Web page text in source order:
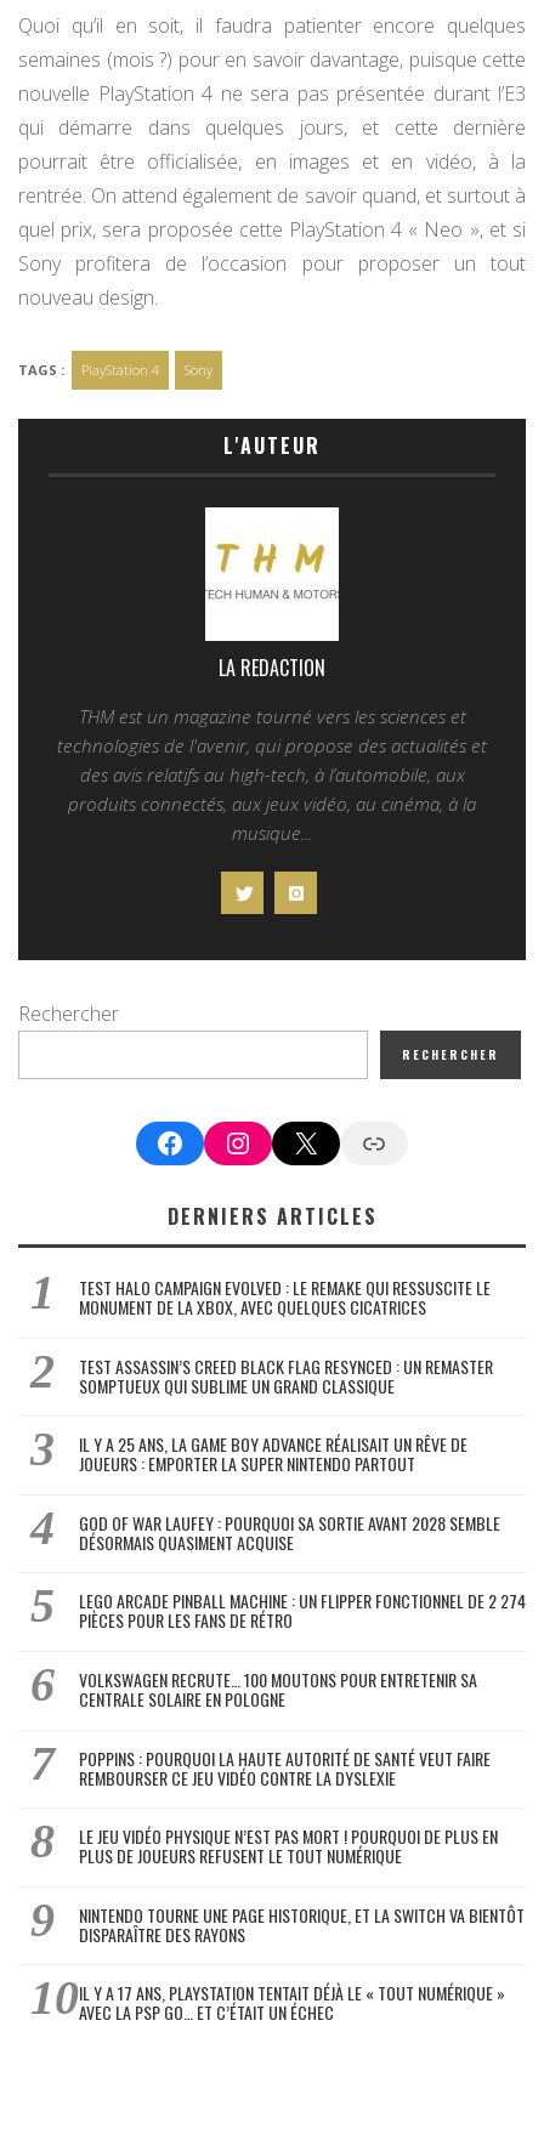
Quoi qu’il en soit, il faudra patienter encore quelques
semaines (mois ?) pour en savoir davantage, puisque cette
nouvelle PlayStation 4 ne sera pas présentée durant l’E3
qui démarre dans quelques jours, et cette dernière
pourrait être officialisée, en images et en vidéo, à la
rentrée. On attend également de savoir quand, et surtout à
quel prix, sera proposée cette PlayStation 4 « Neo », et si
Sony profitera de l’occasion pour proposer un tout
nouveau design.
TAGS : PlayStation 4 Sony
L'AUTEUR
LA REDACTION
THM est un magazine tourné vers les sciences et
technologies de l'avenir, qui propose des actualités et
des avis relatifs au high-tech, à l’automobile, aux
produits connectés, aux jeux vidéo, au cinéma, à la
musique...
Rechercher
RECHERCHER
FacebookInstagram
X Google News
DERNIERS ARTICLES
TEST HALO CAMPAIGN EVOLVED : LE REMAKE QUI RESSUSCITE LE
MONUMENT DE LA XBOX, AVEC QUELQUES CICATRICES
TEST ASSASSIN’S CREED BLACK FLAG RESYNCED : UN REMASTER
SOMPTUEUX QUI SUBLIME UN GRAND CLASSIQUE
IL Y A 25 ANS, LA GAME BOY ADVANCE RÉALISAIT UN RÊVE DE
JOUEURS : EMPORTER LA SUPER NINTENDO PARTOUT
GOD OF WAR LAUFEY : POURQUOI SA SORTIE AVANT 2028 SEMBLE
DÉSORMAIS QUASIMENT ACQUISE
LEGO ARCADE PINBALL MACHINE : UN FLIPPER FONCTIONNEL DE 2 274
PIÈCES POUR LES FANS DE RÉTRO
VOLKSWAGEN RECRUTE… 100 MOUTONS POUR ENTRETENIR SA
CENTRALE SOLAIRE EN POLOGNE
POPPINS : POURQUOI LA HAUTE AUTORITÉ DE SANTÉ VEUT FAIRE
REMBOURSER CE JEU VIDÉO CONTRE LA DYSLEXIE
LE JEU VIDÉO PHYSIQUE N’EST PAS MORT ! POURQUOI DE PLUS EN
PLUS DE JOUEURS REFUSENT LE TOUT NUMÉRIQUE
NINTENDO TOURNE UNE PAGE HISTORIQUE, ET LA SWITCH VA BIENTÔT
DISPARAÎTRE DES RAYONS
IL Y A 17 ANS, PLAYSTATION TENTAIT DÉJÀ LE « TOUT NUMÉRIQUE »
AVEC LA PSP GO… ET C’ÉTAIT UN ÉCHEC